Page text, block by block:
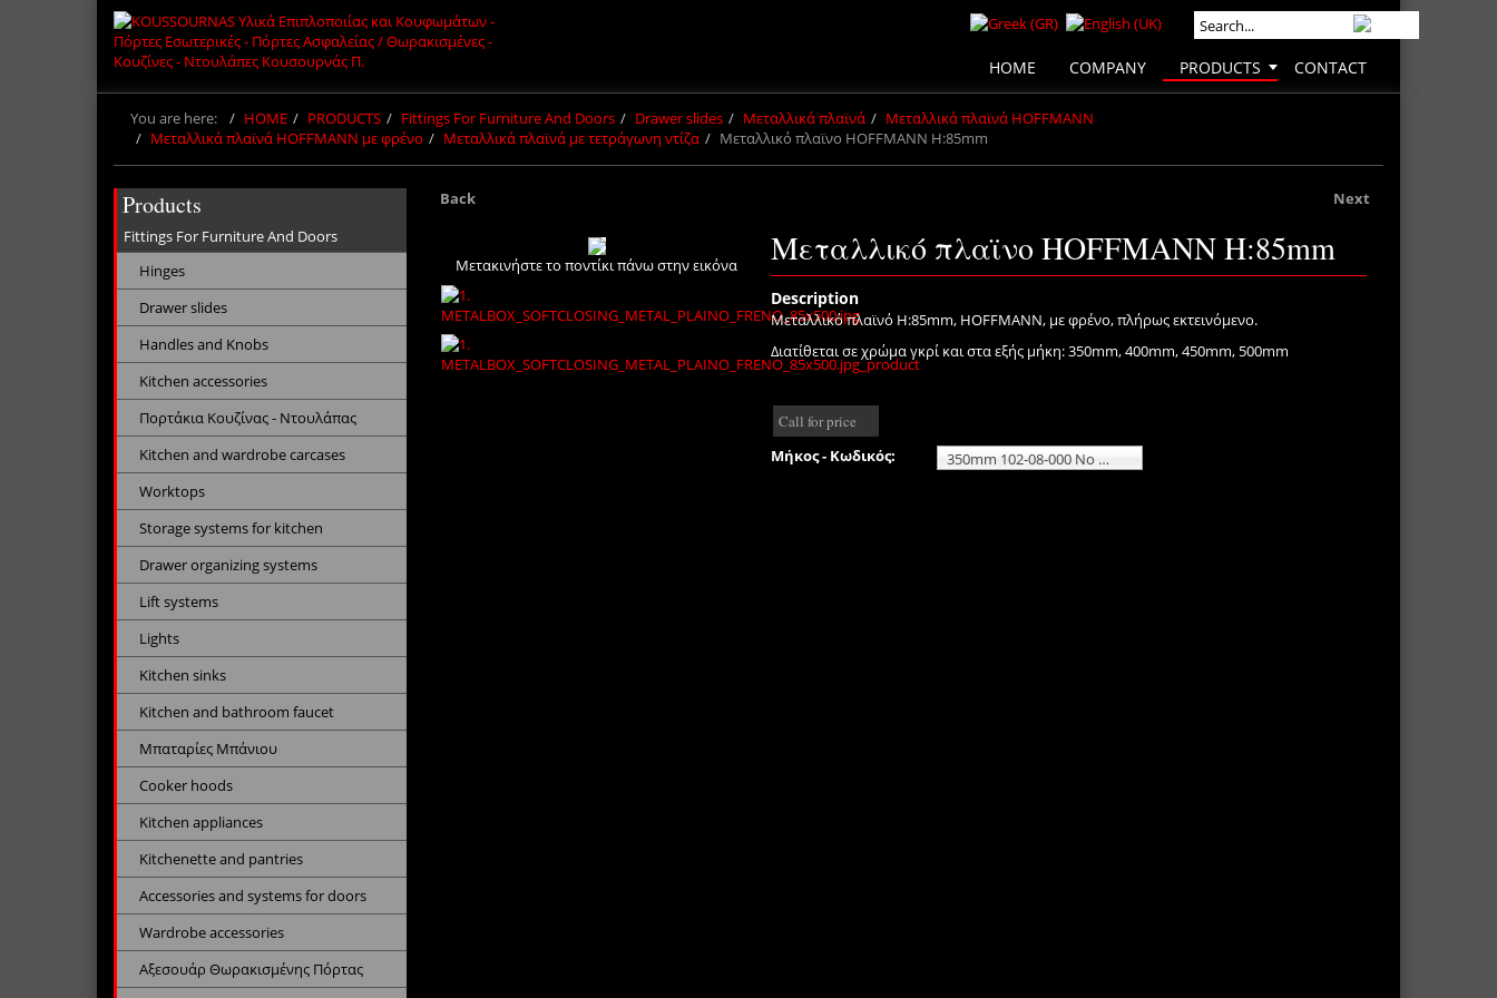
HOME COMPANY PRODUCTS CONTACT
You are here: HOME PRODUCTS Fittings For Furniture And Doors Drawer slides Μεταλλικά πλαϊνά
Μεταλλικά πλαϊνά HOFFMANN
Μεταλλικά πλαϊνά HOFFMANN με φρένο
Μεταλλικά πλαϊνά με τετράγωνη ντίζα Μεταλλικό πλαϊνο HOFFMANN H:85mm
Back Next
Μετακινήστε το ποντίκι πάνω στην εικόνα Μεταλλικό πλαϊνο HOFFMANN H:85mm
Description
Μεταλλικό πλαϊνό H:85mm, HOFFMANN, με φρένο, πλήρως εκτεινόμενο.
Διατίθεται σε χρώμα γκρί και στα εξής μήκη: 350mm, 400mm, 450mm, 500mm
Call for price
Μήκος - Κωδικός:
350mm 102-08-000 No additional charge
Products
Fittings For Furniture And Doors
Hinges
Drawer slides
Handles and Knobs
Kitchen accessories
Πορτάκια Κουζίνας - Ντουλάπας
Kitchen and wardrobe carcases
Worktops
Storage systems for kitchen
Drawer organizing systems
Lift systems
Lights
Kitchen sinks
Kitchen and bathroom faucet
Μπαταρίες Μπάνιου
Cooker hoods
Kitchen appliances
Kitchenette and pantries
Accessories and systems for doors
Wardrobe accessories
Αξεσουάρ Θωρακισμένης Πόρτας